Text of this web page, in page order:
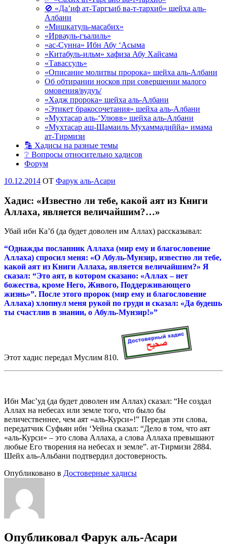
🚫 «Да’иф ат-Таргъиб ва-т-тархиб» шейха аль-
Албани
«Мишкатуль-масабих»
«Ирвауль-гъалиль»
«ас-Сунна» Ибн Абу ‘Асыма
«Китабуль-ильм» хафиза Абу Хайсама
«Тавассуль»
«Описание молитвы пророка» шейха аль-Албани
Об обтирании носков при совершении малого
омовения/вудуъ/
«Хадж пророка» шейха аль-Албани
«Этикет бракосочетания» шейха аль-Албани
«Мухтасар аль-‘Улювв» шейха аль-Албани
«Мухтасар аш-Шамаиль Мухаммадиййа» имама
ат-Тирмизи
🔡 Хадисы на разные темы
❔ Вопросы относительно хадисов
Форум
Опубликовано
10.12.2014 OT Фарук аль-Асари
Хадис: «Известно ли тебе, какой аят из Книги
Аллаха, является величайшим?…»
Убай ибн Ка’б (да будет доволен им Аллах) рассказывал:
“Однажды посланник Аллаха (мир ему и благословение
Аллаха) спросил меня: «О Абуль-Мунзир, известно ли тебе,
какой аят из Книги Аллаха, является величайшим?» Я
сказал: “Это аят, в котором сказано: «Аллах – нет
божества, кроме Него, Живого, Поддерживающего
жизнь»”. После этого пророк (мир ему и благословение
Аллаха) хлопнул меня рукой по груди и сказал: «Да будешь
ты счастлив в знании, о Абуль-Мунзир!»”
Этот хадис передал Муслим 810.
Ибн Мас’уд (да будет доволен им Аллах) сказал: “Не создал
Аллах на небесах или земле того, что было бы
величественнее, чем аят «аль-Курси»!” Передав эти слова,
передатчик Суфьян ибн ‘Уейна сказал: “Дело в том, что аят
«аль-Курси» – это слова Аллаха, а слова Аллаха превышают
любые Его творения на небесах и земле”. ат-Тирмизи 2884.
Шейх аль-Альбани подтвердил достоверность.
Опубликовано в Достоверные хадисы
Опубликовал Фарук аль-Асари